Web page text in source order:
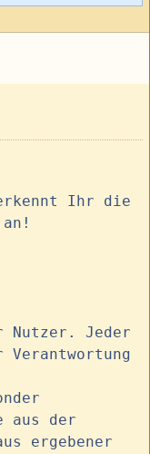
Ihr die
Nutzer. Jeder
aus der
ergebener